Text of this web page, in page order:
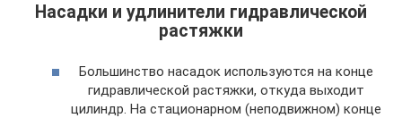
Насадки и удлинители гидравлической
растяжки
Боль­шин­ство наса­док исполь­зу­ют­ся на кон­це
гид­рав­ли­че­ской рас­тяж­ки, отку­да выхо­дит
цилиндр. На ста­ци­о­нар­ном (непо­движ­ном) кон­це